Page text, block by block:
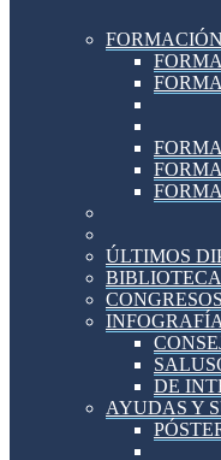
ÚLTIMOS
BIBLIOTECA
DE
AYUDAS Y